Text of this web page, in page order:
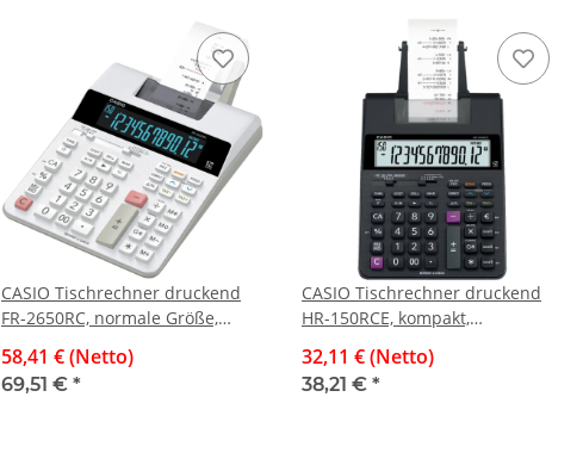
CASIO Tischrechner druckend
FR-2650RC, normale Größe,
58,41 € (Netto)
69,51 € *
CASIO Tischrechner druckend
HR-150RCE, kompakt,
Funktionen
32,11 € (Netto)
38,21 € *